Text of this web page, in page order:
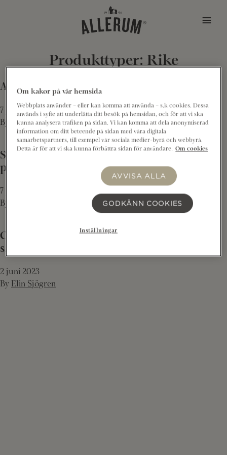
Produkttyper: Rike
Allerum Rike® supermacka
7 juni 2023
By
Elin Sjögren
Sparris med pesto på Allerum Rike® och
pocherat ägg
7 juni 2023
By
Croque monsieur med senap och kokt
skinka
2 juni 2023
By Elin Sjögren
Om kakor på vår hemsida
Webbplats använder – eller kan komma att använda – s.k cookies. Dessa
används i syfte att underlätta ditt besök på hemsidan, och för att vi ska
kunna analysera trafiken på sidan. Vi kan komma att dela anonymiserad
information om ditt beteende på sidan med våra digitala
samarbetspartners, till exempel vår sociala medier-byrå och webbyrå.
Detta är för att vi ska kunna förbättra sidan för användare. Om cookies
AVVISA ALLA
GODKÄNN COOKIES
Inställningar